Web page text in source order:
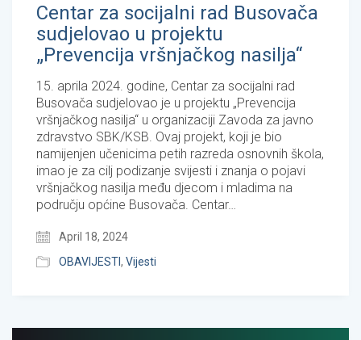
Centar za socijalni rad Busovača
sudjelovao u projektu
„Prevencija vršnjačkog nasilja“
15. aprila 2024. godine, Centar za socijalni rad
Busovača sudjelovao je u projektu „Prevencija
vršnjačkog nasilja“ u organizaciji Zavoda za javno
zdravstvo SBK/KSB. Ovaj projekt, koji je bio
namijenjen učenicima petih razreda osnovnih škola,
imao je za cilj podizanje svijesti i znanja o pojavi
vršnjačkog nasilja među djecom i mladima na
području općine Busovača. Centar…
April 18, 2024
OBAVIJESTI, Vijesti